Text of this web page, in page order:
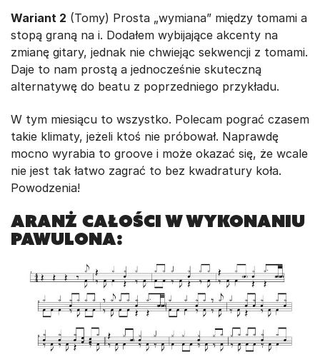
Wariant 2 (Tomy) Prosta „wymiana” między tomami a
stopą graną na i. Dodałem wybijające akcenty na
zmianę gitary, jednak nie chwiejąc sekwencji z tomami.
Daje to nam prostą a jednocześnie skuteczną
alternatywę do beatu z poprzedniego przykładu.
W tym miesiącu to wszystko. Polecam pograć czasem
takie klimaty, jeżeli ktoś nie próbował. Naprawdę
mocno wyrabia to groove i może okazać się, że wcale
nie jest tak łatwo zagrać to bez kwadratury koła.
Powodzenia!
ARANŻ CAŁOŚCI W WYKONANIU
PAWULONA: